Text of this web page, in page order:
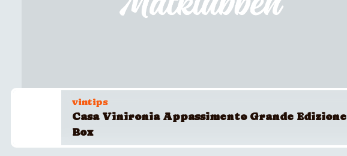
vintips
Casa Vinironia Appassimento Grande Edizione
Box